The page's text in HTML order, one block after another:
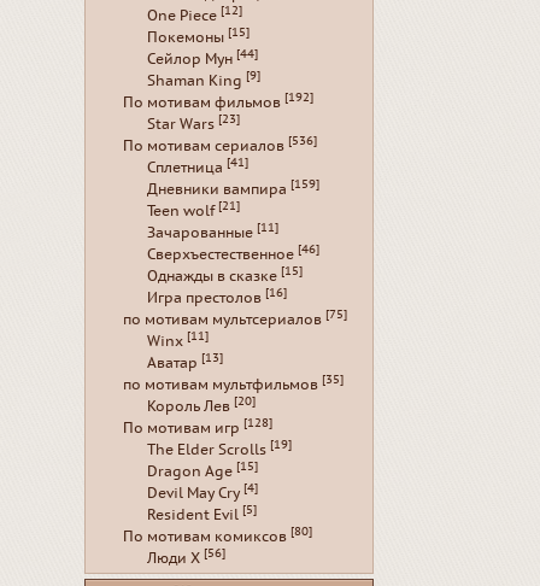
One Piece [12]
Покемоны [15]
Сейлор Мун [44]
Shaman King [9]
По мотивам фильмов [192]
Star Wars [23]
По мотивам сериалов [536]
Сплетница [41]
Дневники вампира [159]
Teen wolf [21]
Зачарованные [11]
Сверхъестественное [46]
Однажды в сказке [15]
Игра престолов [16]
по мотивам мультсериалов [75]
Winx [11]
Аватар [13]
по мотивам мультфильмов [35]
Король Лев [20]
По мотивам игр [128]
The Elder Scrolls [19]
Dragon Age [15]
Devil May Cry [4]
Resident Evil [5]
По мотивам комиксов [80]
Люди Х [56]